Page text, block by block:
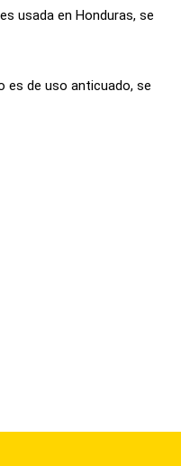
usada en Honduras, se
es de uso anticuado, se